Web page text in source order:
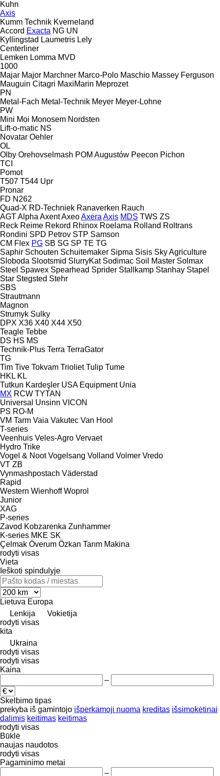
Kuhn
Axis
Kumm Technik Kverneland
Accord Exacta NG UN
Kyllingstad Laumetris Lely
Centerliner
Lemken Lomma MVD
1000
Majar Major Marchner Marco-Polo Maschio Massey Ferguson
Mauguin Citagri MaxiMarin Meprozet
PN
Metal-Fach Metal-Technik Meyer Meyer-Lohne
PW
Mini Moi Monosem Nordsten
Lift-o-matic NS
Novatar Oehler
OL
Olby Orehovselmash POM Augustów Peecon Pichon
TCI
Pomot
T507 T544 Upr
Pronar
FD N262
Quad-X RD-Techniek Ranaverken Rauch
AGTAlpha AxentAxeoAxera Axis MDS TWS ZS
Reck Reime Rekord Rhinox Roelama Rolland Roltrans
Rondini SPD Petrov STP Samson
CM Flex PG SB SG SP TE TG
Saphir Schouten Schuitemaker Sipma Sisis Sky Agriculture
Sloboda Slootsmid SlurryKat Sodimac Soil Master Solmax
Steel Spawex Spearhead Sprider Stallkamp Stanhay Stapel
Star Stegsted Stehr
SBS
Strautmann
Magnon
Strumyk Sulky
DPX X36 X40 X44 X50
Teagle Tebbe
DS HS MS
Technik-Plus Terra TerraGator
TG
Tim Tive Tokvam Trioliet Tulip Tume
HKL KL
Tutkun Kardeşler USA Equipment Unia
MX RCW TYTAN
Universal Unsinn VICON
PS RO-M
VM Tarm Vaia Vakutec Van Hool
T-series
Veenhuis Veles-Agro Vervaet
Hydro Trike
Vogel & Noot Vogelsang Volland Volmer Vredo
VT ZB
Vynmashpostach Väderstad
Rapid
Western Wienhoff Woprol
Junior
XAG
P-series
Zavod Kobzarenka Zunhammer
K-series MKE SK
Çelmak Överum Özkan Tarım Makina
rodyti visas
Vieta
Ieškoti spindulyje
Lietuva Europa
Lenkija
Vokietija
rodyti visas
kita
Ukraina
rodyti visas
rodyti visas
Kaina
–
Skelbimo tipas
prekyba iš gamintojo išperkamoji nuoma kreditas išsimokėtinai
dalimis keitimas keitimas
rodyti visas
Būklė
naujas naudotos
rodyti visas
Pagaminimo metai
–